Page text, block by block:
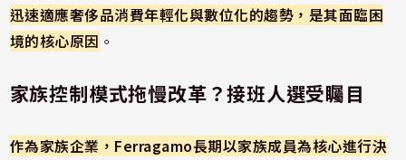
迅速適應奢侈品消費年輕化與數位化的趨勢，是其面臨困
境的核心原因 。
家族控制模式拖慢改革？接班人選受矚目
作為家族企業，Ferragamo長期以家族成員為核心進行決